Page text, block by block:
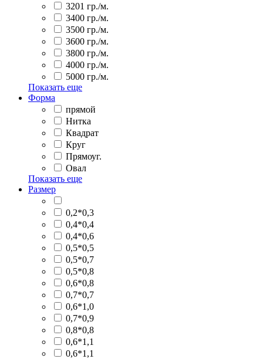
3201 гр./м.
3400 гр./м.
3500 гр./м.
3600 гр./м.
3800 гр./м.
4000 гр./м.
5000 гр./м.
Показать еще
Форма
прямой
Нитка
Квадрат
Круг
Прямоуг.
Овал
Показать еще
Размер
0,2*0,3
0,4*0,4
0,4*0,6
0,5*0,5
0,5*0,7
0,5*0,8
0,6*0,8
0,7*0,7
0,6*1,0
0,7*0,9
0,8*0,8
0,6*1,1
0,6*1,1